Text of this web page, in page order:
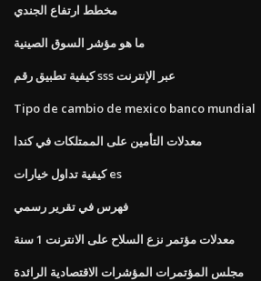
مخطط ارتفاع الجندي
ما هو مؤشر السوق الصينية
كيفية تطبيق رقم sss عبر الإنترنت
Tipo de cambio de mexico banco mundial
معدلات التأمين على الممتلكات في كندا
كيفية تداول خيارات es
فهرس في تقرير رسمي
معدلات مؤتمر نزع السلاح على الانترنت 1 سنة
مجلس المؤتمرات المؤشرات الاقتصادية الرائدة